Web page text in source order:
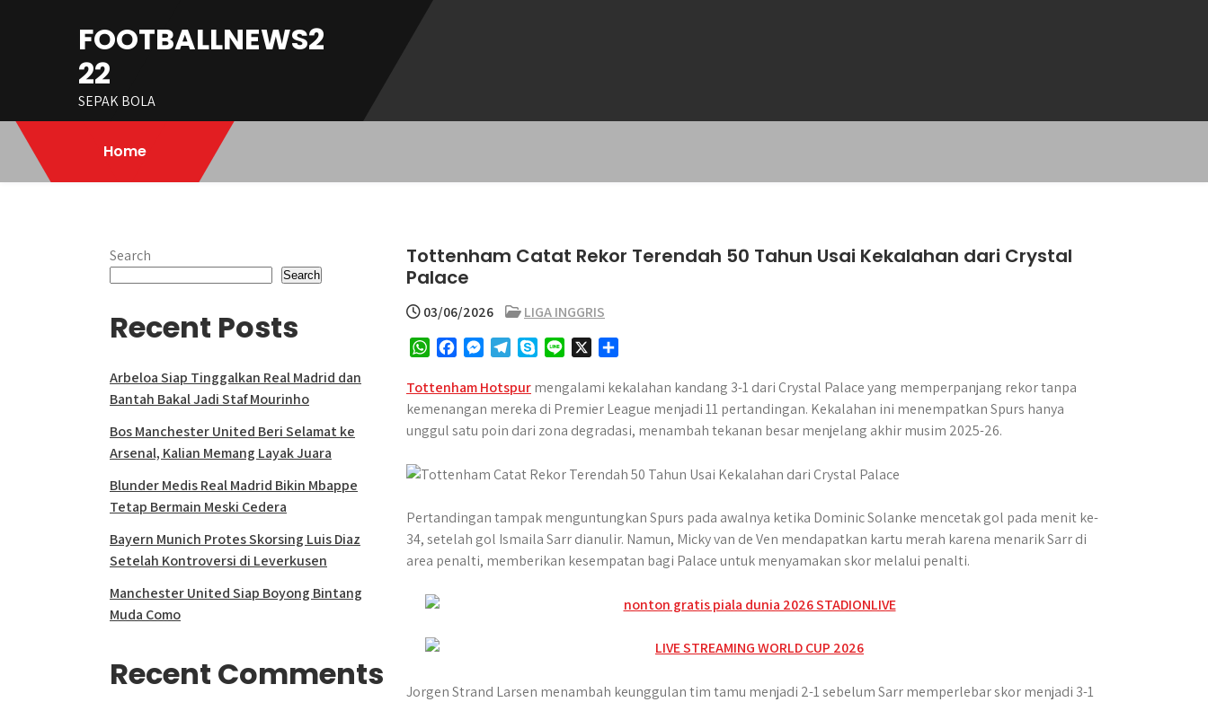
FOOTBALLNEWS2
22
SEPAK BOLA
Home
Tottenham Catat Rekor Terendah 50 Tahun Usai Kekalahan dari Crystal
Palace
03/06/2026
LIGA INGGRIS
W
a
t
s
p
c
e
b
o
k
s
s
e
e
l
e
g
m
y
p
e
n
e
a
r
e
Tottenham Hotspurmengalami kekalahan kandang 3-1 dari Crystal Palace yang memperpanjang rekor tanpa
kemenangan mereka di Premier League menjadi 11 pertandingan. Kekalahan ini menempatkan Spurs hanya
unggul satu poin dari zona degradasi, menambah tekanan besar menjelang akhir musim 2025-26.
Pertandingan tampak menguntungkan Spurs pada awalnya ketika Dominic Solanke mencetak gol pada menit ke-
34, setelah gol Ismaila Sarr dianulir. Namun, Micky van de Ven mendapatkan kartu merah karena menarik Sarr di
area penalti, memberikan kesempatan bagi Palace untuk menyamakan skor melalui penalti.
Jorgen Strand Larsen menambah keunggulan tim tamu menjadi 2-1 sebelum Sarr memperlebar skor menjadi 3-1
Search
Search
Recent Posts
Arbeloa Siap Tinggalkan Real Madrid dan
Bantah Bakal Jadi Staf Mourinho
Bos Manchester United Beri Selamat ke
Arsenal, Kalian Memang Layak Juara
Blunder Medis Real Madrid Bikin Mbappe
Tetap Bermain Meski Cedera
Bayern Munich Protes Skorsing Luis Diaz
Setelah Kontroversi di Leverkusen
Manchester United Siap Boyong Bintang
Muda Como
Recent Comments